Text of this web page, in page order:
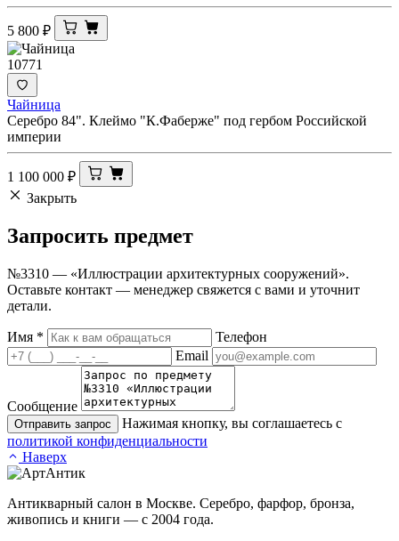
5 800 ₽
10771
Чайница
Серебро 84". Клеймо "К.Фаберже" под гербом Российской
империи
1 100 000 ₽
Закрыть
Запросить предмет
№3310 — «Иллюстрации архитектурных сооружений».
Оставьте контакт — менеджер свяжется с вами и уточнит
детали.
Имя *
Телефон
Email
Сообщение
Отправить запрос
Нажимая кнопку, вы соглашаетесь с
политикой конфиденциальности
Наверх
Антикварный салон в Москве. Серебро, фарфор, бронза,
живопись и книги — с 2004 года.